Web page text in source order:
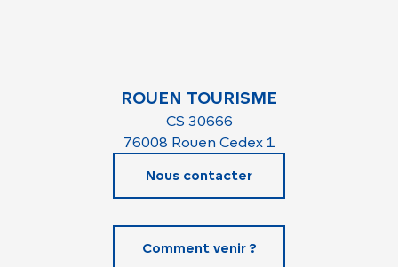
ROUEN TOURISME
CS 30666
76008 Rouen Cedex 1
Nous contacter
Comment venir ?